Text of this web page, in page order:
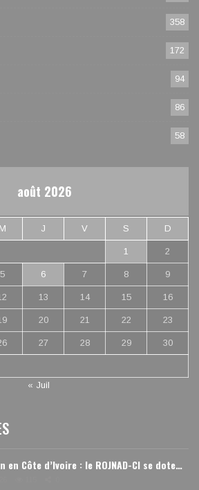
358
172
94
86
58
août 2026
M J V S D
1 2
5 6 7 8 9
13 14 15 16
20 21 22 23
27 28 29 30
« Juil
en Côte d’Ivoire : le ROJNAD-CI se dote…